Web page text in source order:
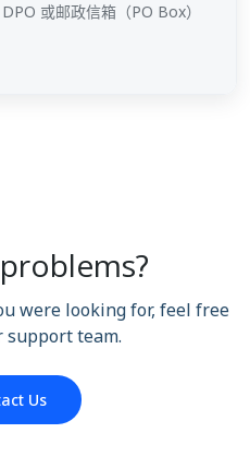
或邮政信箱（PO Box）
were looking for, feel free
support team.